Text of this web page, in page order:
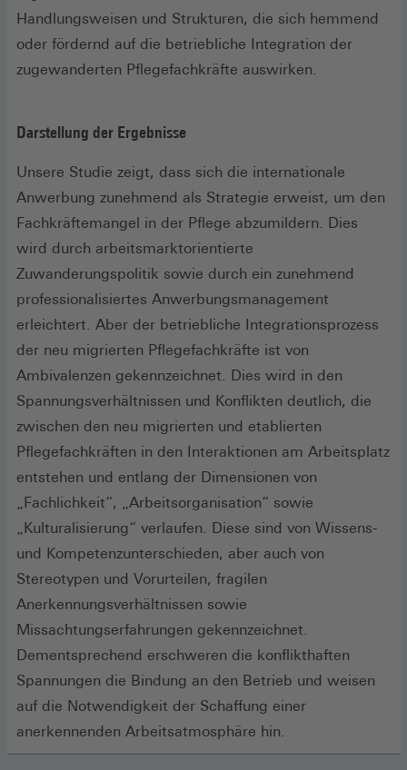
Handlungsweisen und Strukturen, die sich hemmend
oder fördernd auf die betriebliche Integration der
zugewanderten Pflegefachkräfte auswirken.
Darstellung der Ergebnisse
Unsere Studie zeigt, dass sich die internationale
Anwerbung zunehmend als Strategie erweist, um den
Fachkräftemangel in der Pflege abzumildern. Dies
wird durch arbeitsmarktorientierte
Zuwanderungspolitik sowie durch ein zunehmend
professionalisiertes Anwerbungsmanagement
erleichtert. Aber der betriebliche Integrationsprozess
der neu migrierten Pflegefachkräfte ist von
Ambivalenzen gekennzeichnet. Dies wird in den
Spannungsverhältnissen und Konflikten deutlich, die
zwischen den neu migrierten und etablierten
Pflegefachkräften in den Interaktionen am Arbeitsplatz
entstehen und entlang der Dimensionen von
„Fachlichkeit“, „Arbeitsorganisation“ sowie
„Kulturalisierung“ verlaufen. Diese sind von Wissens-
und Kompetenzunterschieden, aber auch von
Stereotypen und Vorurteilen, fragilen
Anerkennungsverhältnissen sowie
Missachtungserfahrungen gekennzeichnet.
Dementsprechend erschweren die konflikthaften
Spannungen die Bindung an den Betrieb und weisen
auf die Notwendigkeit der Schaffung einer
anerkennenden Arbeitsatmosphäre hin.